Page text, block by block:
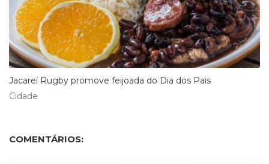
Jacareí Rugby promove feijoada do Dia dos Pais
Cidade
COMENTÁRIOS: